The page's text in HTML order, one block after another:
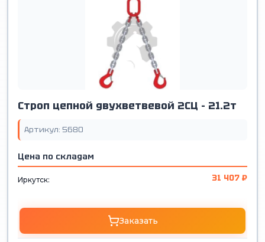
Строп цепной двухветвевой 2СЦ - 21.2т
Артикул: 5680
Цена по складам
Иркутск: 31 407 ₽
Заказать